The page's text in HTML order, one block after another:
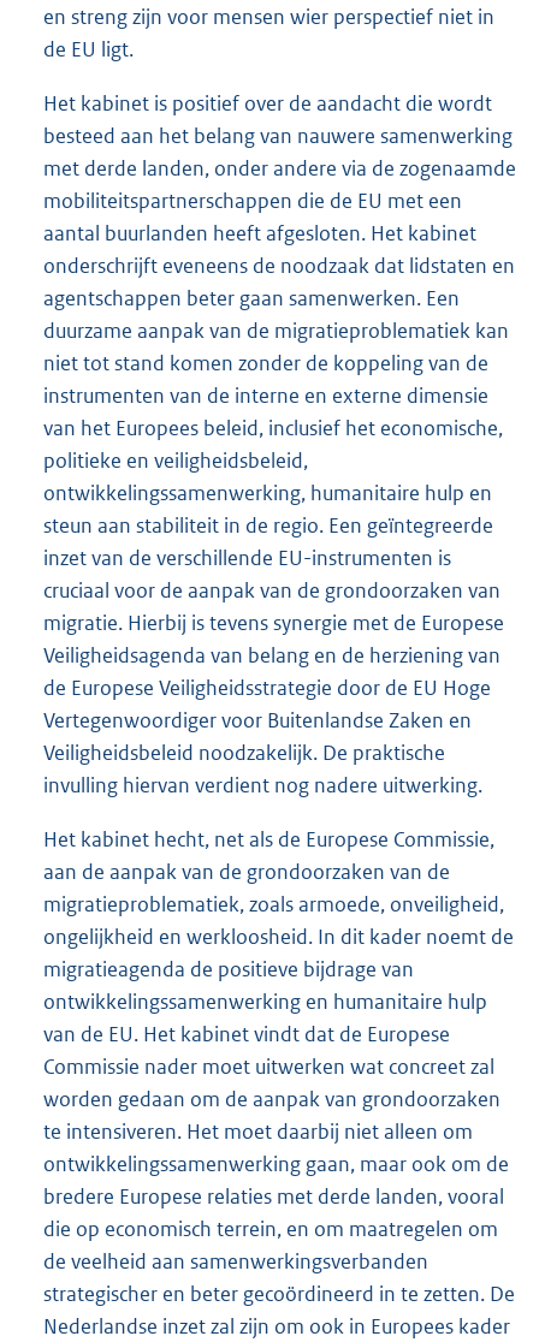
en streng zijn voor mensen wier perspectief niet in
de EU ligt.
Het kabinet is positief over de aandacht die wordt
besteed aan het belang van nauwere samenwerking
met derde landen, onder andere via de zogenaamde
mobiliteitspartnerschappen die de EU met een
aantal buurlanden heeft afgesloten. Het kabinet
onderschrijft eveneens de noodzaak dat lidstaten en
agentschappen beter gaan samenwerken. Een
duurzame aanpak van de migratieproblematiek kan
niet tot stand komen zonder de koppeling van de
instrumenten van de interne en externe dimensie
van het Europees beleid, inclusief het economische,
politieke en veiligheidsbeleid,
ontwikkelingssamenwerking, humanitaire hulp en
steun aan stabiliteit in de regio. Een geïntegreerde
inzet van de verschillende EU-instrumenten is
cruciaal voor de aanpak van de grondoorzaken van
migratie. Hierbij is tevens synergie met de Europese
Veiligheidsagenda van belang en de herziening van
de Europese Veiligheidsstrategie door de EU Hoge
Vertegenwoordiger voor Buitenlandse Zaken en
Veiligheidsbeleid noodzakelijk. De praktische
invulling hiervan verdient nog nadere uitwerking.
Het kabinet hecht, net als de Europese Commissie,
aan de aanpak van de grondoorzaken van de
migratieproblematiek, zoals armoede, onveiligheid,
ongelijkheid en werkloosheid. In dit kader noemt de
migratieagenda de positieve bijdrage van
ontwikkelingssamenwerking en humanitaire hulp
van de EU. Het kabinet vindt dat de Europese
Commissie nader moet uitwerken wat concreet zal
worden gedaan om de aanpak van grondoorzaken
te intensiveren. Het moet daarbij niet alleen om
ontwikkelingssamenwerking gaan, maar ook om de
bredere Europese relaties met derde landen, vooral
die op economisch terrein, en om maatregelen om
de veelheid aan samenwerkingsverbanden
strategischer en beter gecoördineerd in te zetten. De
Nederlandse inzet zal zijn om ook in Europees kader